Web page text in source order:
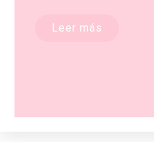
Leer más